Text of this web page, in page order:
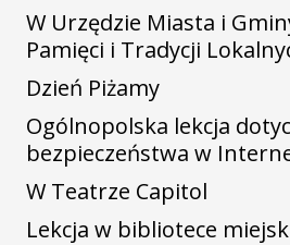
W Urzędzie Miasta i
Pamięci i Tradycji
Dzień Piżamy
Ogólnopolska lekcja
bezpieczeństwa w
W Teatrze Capitol
Lekcja w bibliotece